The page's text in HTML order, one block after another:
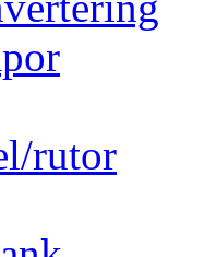
rutor